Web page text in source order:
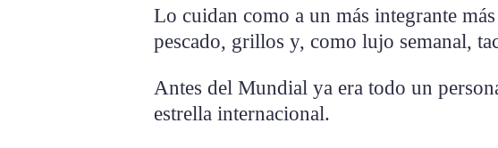
Lo cuidan como a un más integrante
pescado, grillos y, como lujo semanal,
Antes del Mundial ya era todo un
estrella internacional.